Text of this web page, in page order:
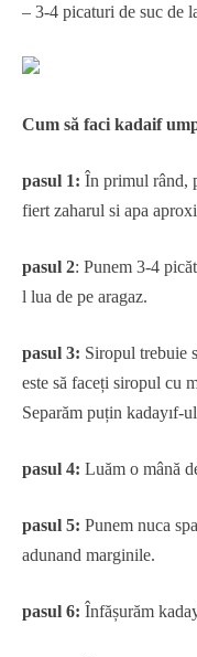
– 3-4 picaturi de suc de
Cum să faci kadaif
pasul 1: În primul rând,
fiert zaharul si apa
pasul 2: Punem 3-4
l lua de pe aragaz.
pasul 3: Siropul trebuie
este să faceți siropul cu
Separăm puțin kadayıf-
pasul 4: Luăm o mână
pasul 5: Punem nuca
adunand marginile.
pasul 6: Înfășurăm